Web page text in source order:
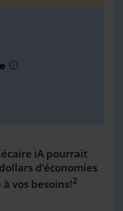
info
iA pourrait
d’économies
vos besoins!2